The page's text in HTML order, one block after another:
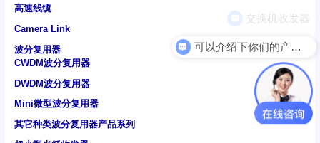
高速线缆
Camera Link
波分复用器
CWDM波分复用器
DWDM波分复用器
Mini微型波分复用器
其它种类波分复用器产品系列
可以介绍下你们的产品么